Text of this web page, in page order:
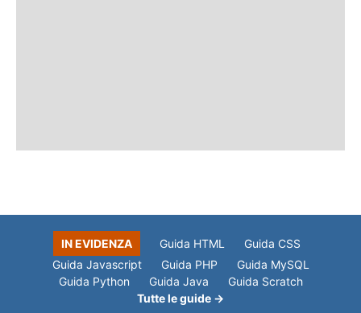
IN EVIDENZA Guida HTML
Guida CSS
Guida Javascript
Guida PHP
Guida MySQL
Guida Python
Guida Java
Guida Scratch
Tutte le guide →